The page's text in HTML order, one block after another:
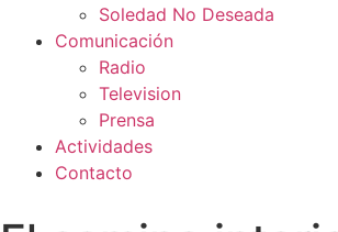
Soledad No Deseada
Comunicación
Radio
Television
Prensa
Actividades
Contacto